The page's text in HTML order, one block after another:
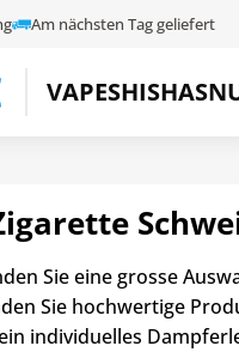
Am nächsten Tag geliefert
VAPESHISHA
Sie eine grosse
Sie hochwertige
individuelles